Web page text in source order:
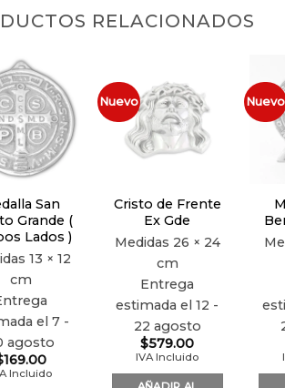
RELACIONADOS
Añadir
a la
lista de
deseos
San
Grande (
Lados )
13 × 12
cm
el 7 -
agosto
169.00
Incluido
Nuevo
Añadir
a la
lista de
deseos
Cristo de Frente
Ex Gde
Medidas 26 × 24
cm
Entrega
estimada el 12 -
22 agosto
$579.00
IVA Incluido
Nuevo